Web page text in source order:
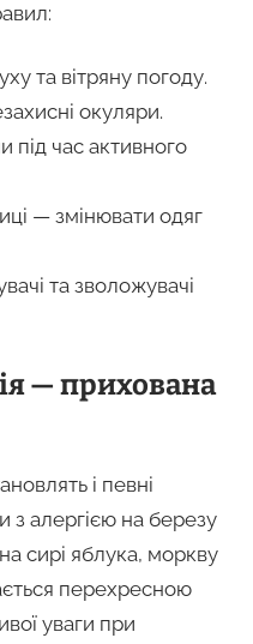
та вітряну погоду.
окуляри.
під час активного
— змінювати одяг
та зволожувачі
— прихована
і певні
алергією на березу
сирі яблука, моркву
перехресною
уваги при